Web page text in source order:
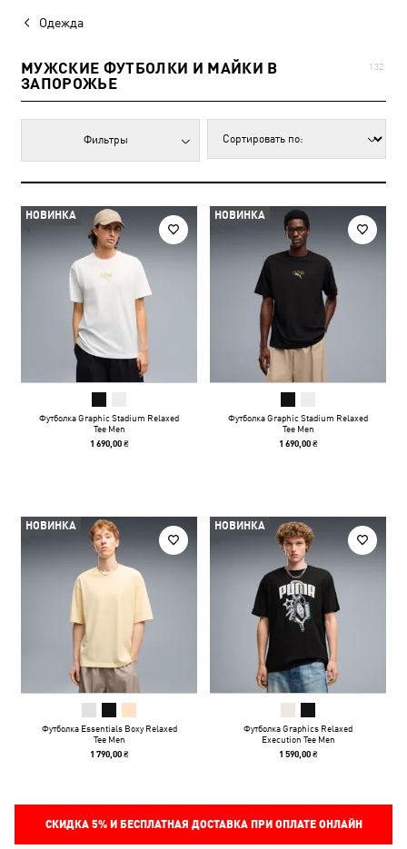
Одежда
МУЖСКИЕ ФУТБОЛКИ И МАЙКИ В
ЗАПОРОЖЬЕ
132
Фильтры
НОВИНКА
Футболка Graphic Stadium Relaxed
Tee Men
1 690,00 ₴
НОВИНКА
Футболка Graphic Stadium Relaxed
Tee Men
1 690,00 ₴
НОВИНКА
Футболка Essentials Boxy Relaxed
Tee Men
1 790,00 ₴
НОВИНКА
Футболка Graphics Relaxed
Execution Tee Men
1 590,00 ₴
СКИДКА 5%И БЕСПЛАТНАЯ ДОСТАВКА ПРИ ОПЛАТЕ ОНЛАЙН